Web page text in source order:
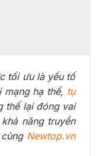
tối ưu là yếu tố
hạ thế, tụ
thế lại đóng vai
năng truyền
Newtop.vn